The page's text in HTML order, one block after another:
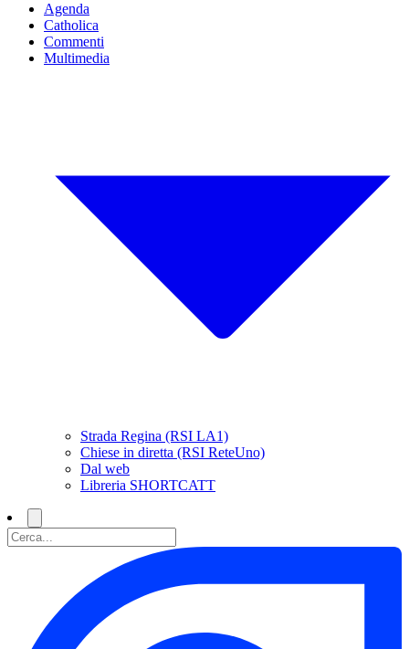
Agenda
Catholica
Commenti
Multimedia
Strada Regina (RSI LA1)
Chiese in diretta (RSI ReteUno)
Dal web
Libreria SHORTCATT